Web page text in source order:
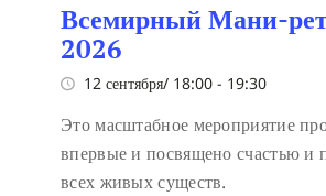
Всемирный Мани-
2026
12 сентября/ 18:00 - 19:30
Это масштабное мероприятие
впервые и посвящено счастью и
всех живых существ.